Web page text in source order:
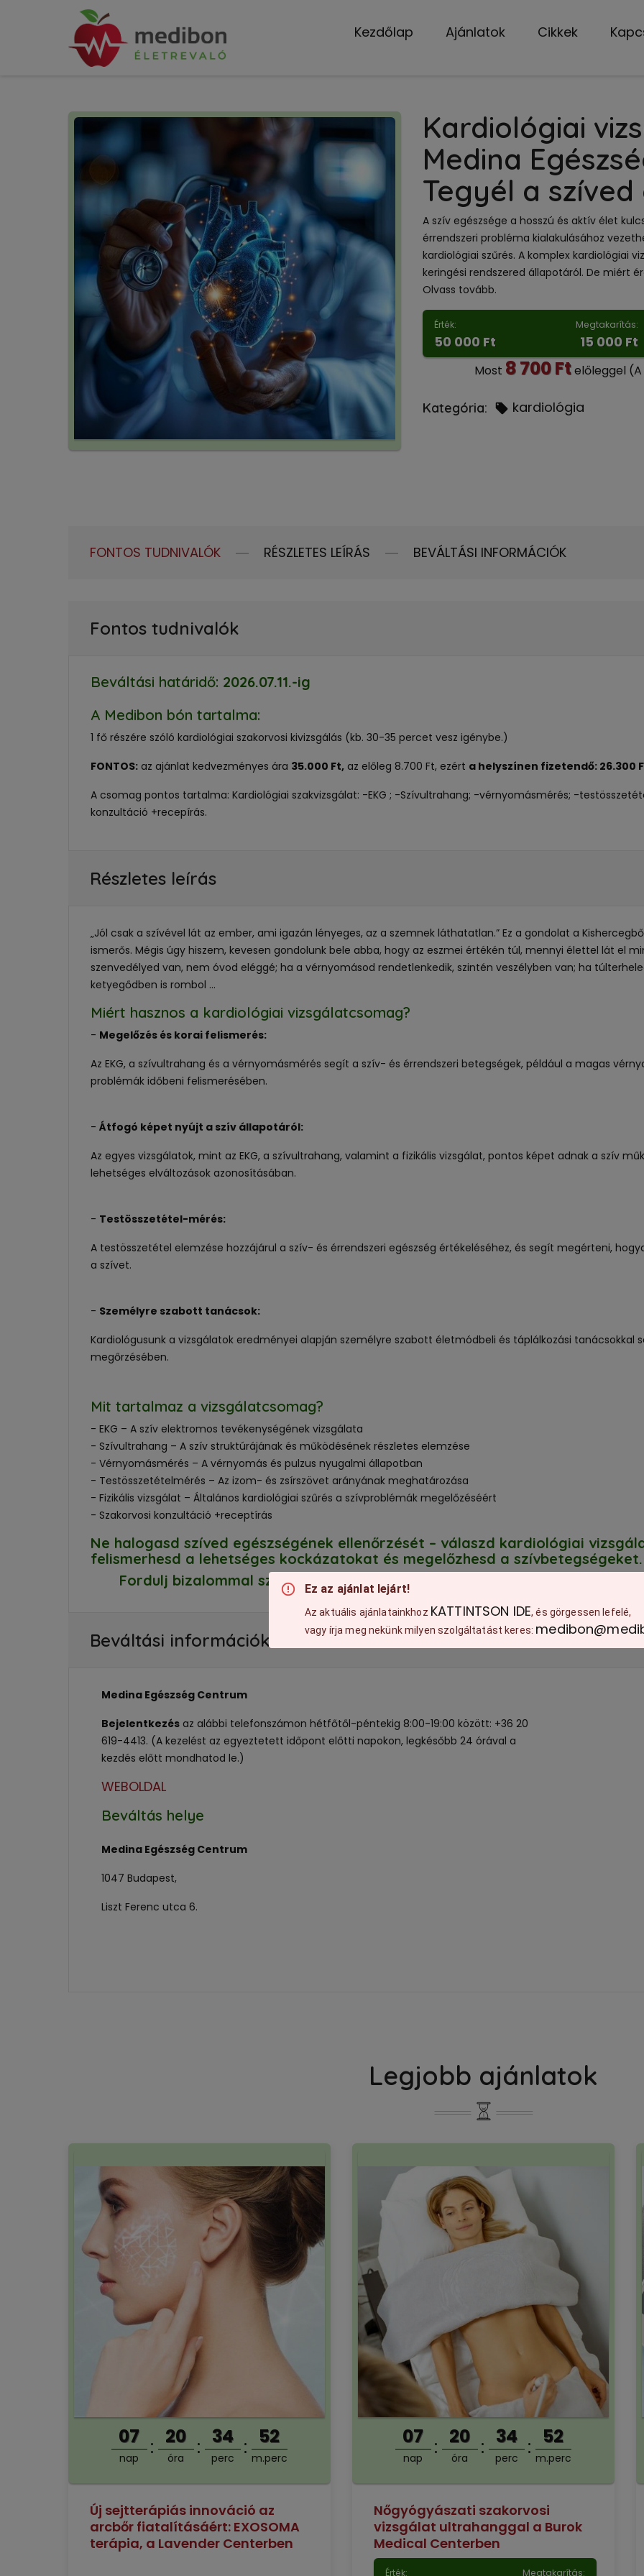
Kezdőlap Ajánlatok Cikkek
Ez az ajánlat lejárt!
Az aktuális ajánlatainkhoz KATTINTSON IDE, és görgessen lefelé,
vagy írja meg nekünk milyen szolgáltatást keres:
Kardiológiai
Medina
Tegyél a
A szív egészsége a hosszú és aktív élet
érrendszeri probléma kialakulásához
kardiológiai szűrés. A komplex kardiológiai
keringési rendszered állapotáról. De miért
Olvass tovább.
Érték:
50 000 Ft
Megtakarítás:
15 000 Ft
Most 8 700 Ftelőleggel
Kategória: kardiológia
FONTOS TUDNIVALÓK RÉSZLETES LEÍRÁS BEVÁLTÁSI INFORMÁCIÓK
Fontos tudnivalók
Beváltási határidő: 2026.07.11.-ig
A Medibon bón tartalma:
1 fő részére szóló kardiológiai szakorvosi kivizsgálás (kb. 30-35 percet vesz igénybe.)
FONTOS:az ajánlat kedvezményes ára 35.000 Ft,az előleg 8.700 Ft, ezért a helyszínen fizetendő: 26.300
A csomag pontos tartalma: Kardiológiai szakvizsgálat: -EKG ; -Szívultrahang; -vérnyomásmérés; -
konzultáció +recepírás.
Részletes leírás
„Jól csak a szívével lát az ember, ami igazán lényeges, az a szemnek láthatatlan.” Ez a gondolat a
ismerős. Mégis úgy hiszem, kevesen gondolunk bele abba, hogy az eszmei értékén túl, mennyi élettel lát el
szenvedélyed van, nem óvod eléggé; ha a vérnyomásod rendetlenkedik, szintén veszélyben van; ha
ketyegődben is rombol …
Miért hasznos a kardiológiai vizsgálatcsomag?
- Megelőzés és korai felismerés:
Az EKG, a szívultrahang és a vérnyomásmérés segít a szív- és érrendszeri betegségek, például a magas
problémák időbeni felismerésében.
- Átfogó képet nyújt a szív állapotáról:
Az egyes vizsgálatok, mint az EKG, a szívultrahang, valamint a fizikális vizsgálat, pontos képet adnak a szív
lehetséges elváltozások azonosításában.
- Testösszetétel-mérés:
A testösszetétel elemzése hozzájárul a szív- és érrendszeri egészség értékeléséhez, és segít megérteni,
a szívet.
- Személyre szabott tanácsok:
Kardiológusunk a vizsgálatok eredményei alapján személyre szabott életmódbeli és táplálkozási tanácsokkal
megőrzésében.
Mit tartalmaz a vizsgálatcsomag?
- EKG – A szív elektromos tevékenységének vizsgálata
- Szívultrahang – A szív struktúrájának és működésének részletes elemzése
- Vérnyomásmérés – A vérnyomás és pulzus nyugalmi állapotban
- Testösszetételmérés – Az izom- és zsírszövet arányának meghatározása
- Fizikális vizsgálat – Általános kardiológiai szűrés a szívproblémák megelőzéséért
- Szakorvosi konzultáció +receptírás
Ne halogasd szíved egészségének ellenőrzését – válaszd kardiológiai
felismerhesd a lehetséges kockázatokat és megelőzhesd a szívbetegségeket.
Fordulj bizalommal szakértőinkhez, és tegyél még ma a szíved
Beváltási információk
Medina Egészség Centrum
Bejelentkezésaz alábbi telefonszámon hétfőtől-péntekig 8:00-19:00 között: +36 20
619-4413. (A kezelést az egyeztetett időpont előtti napokon, legkésőbb 24 órával a
kezdés előtt mondhatod le.)
WEBOLDAL
Beváltás helye
Medina Egészség Centrum
1047 Budapest,
Liszt Ferenc utca 6.
Legjobb ajánlatok
07
nap
20
óra
34
perc
51
m.perc
Új sejtterápiás innováció az
arcbőr fiatalításáért: EXOSOMA
terápia, a Lavender Centerben
07
nap
20
óra
34
perc
51
m.perc
Nőgyógyászati szakorvosi
vizsgálat ultrahanggal a Burok
Medical Centerben
Érték: Megtakarítás: